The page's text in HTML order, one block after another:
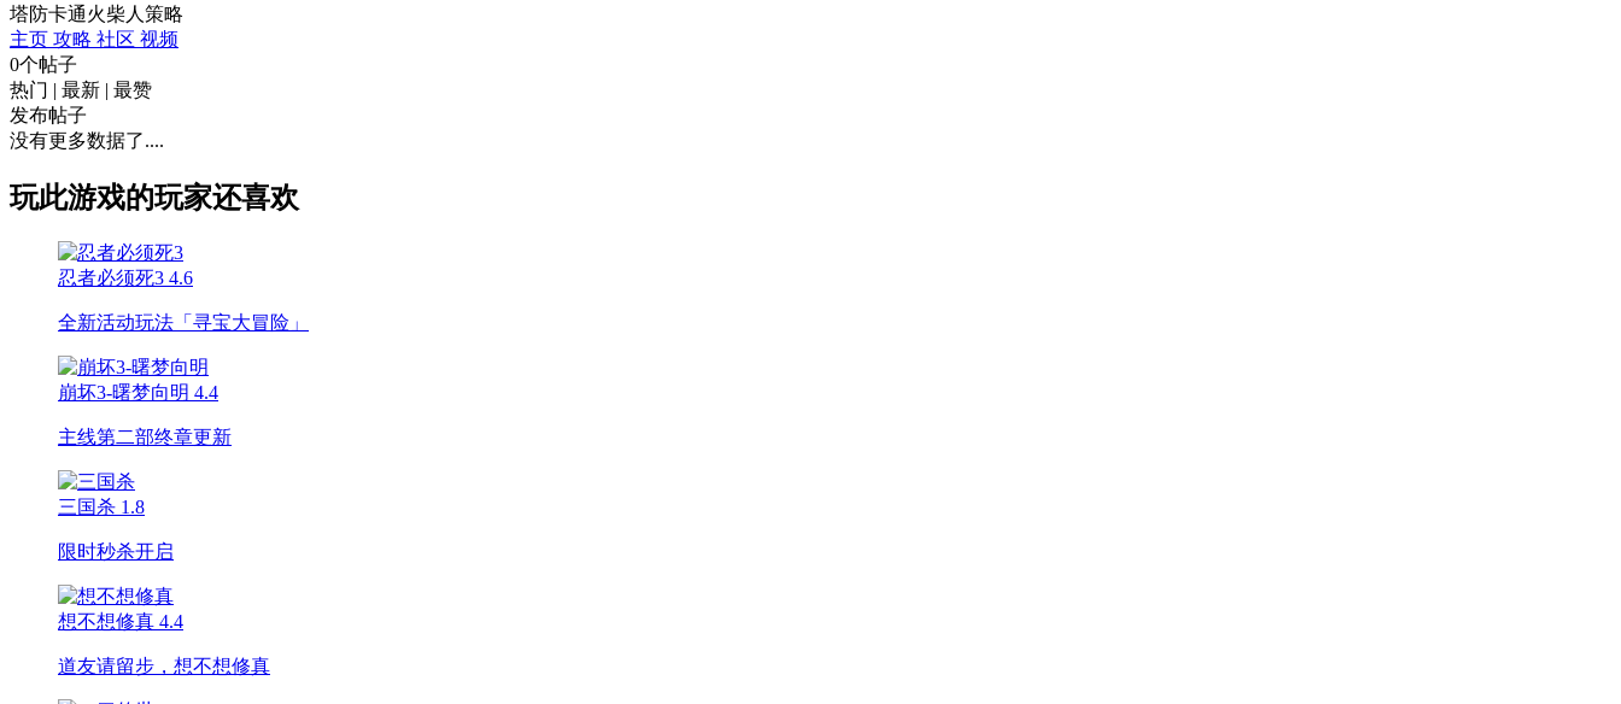
塔防卡通火柴人 策略
主页 攻略 社区 视频
0个帖子
热门 | 最新 | 最赞
发布帖子
没有更多数据了....
玩此游戏的玩家还喜欢
忍者必须死3 4.6
全新活动玩法「寻宝大冒险」
崩坏3-曙梦向明 4.4
主线第二部终章更新
三国杀 1.8
限时秒杀开启
想不想修真 4.4
道友请留步，想不想修真